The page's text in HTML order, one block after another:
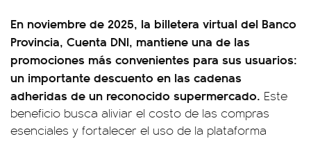
En noviembre de 2025, la billetera virtual del Banco
Provincia, Cuenta DNI, mantiene una de las
promociones más convenientes para sus usuarios:
un importante descuento en las cadenas
adheridas de un reconocido supermercado. Este
beneficio busca aliviar el costo de las compras
esenciales y fortalecer el uso de la plataforma